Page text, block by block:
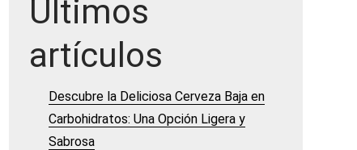
Últimos
artículos
Descubre la Deliciosa Cerveza Baja en
Carbohidratos: Una Opción Ligera y
Sabrosa